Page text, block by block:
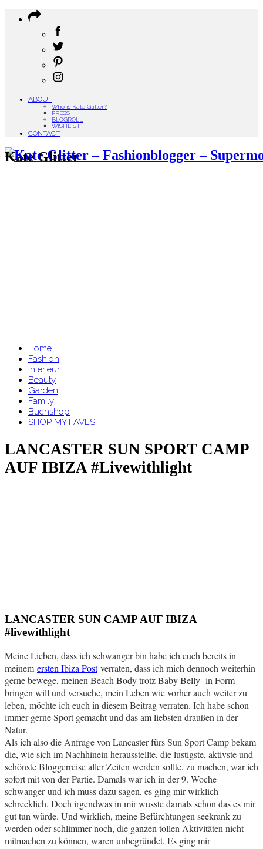
ABOUT
Who is Kate Glitter?
PRESS
BLOGROLL
WISHLIST
CONTACT
Kate Glitter
Home
Fashion
Interieur
Beauty
Garden
Family
Buchshop
SHOP MY FAVES
LANCASTER SUN SPORT CAMP
AUF IBIZA #livewithlight
LANCASTER SUN CAMP AUF IBIZA
#livewithlight
Meine Lieben, dass ich schwanger bin habe ich euch bereits in
meinem ersten Ibiza Postverraten, dass ich mich dennoch weiterhin
gerne bewege, meinen Beach Body trotz Baby Belly in Form
bringen will und versuche, mein Leben wie vorher auch weiter zu
leben, möchte ich euch in diesem Beitrag verraten. Ich habe schon
immer gerne Sport gemacht und das am liebsten draußen in der
Natur.
Als ich also die Anfrage von Lancaster fürs Sun Sport Camp bekam
die, wie sich im Nachhinein herausstellte, die lustigste, aktivste und
schönste Bloggerreise aller Zeiten werden sollte, zu machen, war ich
sofort mit von der Partie. Damals war ich in der 9. Woche
schwanger und ich muss dazu sagen, es ging mir wirklich
schrecklich. Doch irgendwas in mir wusste damals schon das es mir
gut tun würde. Und wirklich, meine Befürchtungen seekrank zu
werden oder schlimmer noch, die ganzen tollen Aktivitäten nicht
mitmachen zu können, waren unbegründet. Es ging mir